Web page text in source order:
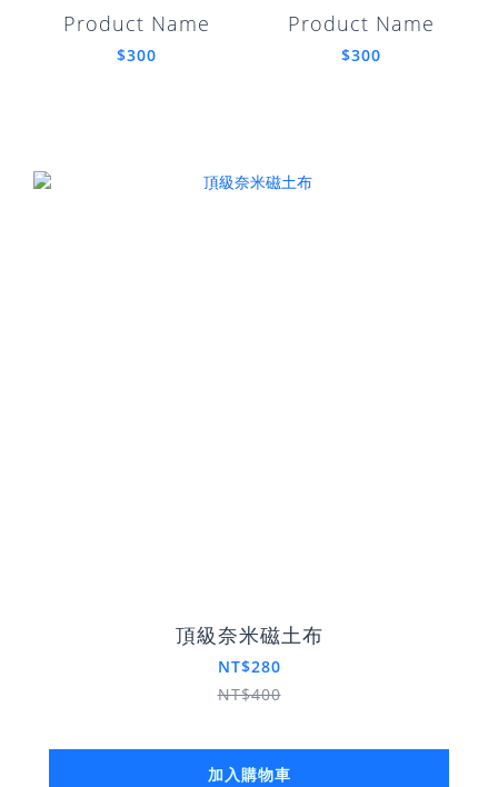
Product Name
$300
Product Name
$300
頂級奈米磁土布
NT$280
NT$400
加入購物車